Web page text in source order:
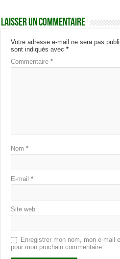
Laisser un commentaire
Votre adresse e-mail ne sera pas
sont indiqués avec*
Commentaire*
Nom*
E-mail*
Site web
Enregistrer mon nom, mon e-mail
pour mon prochain commentaire.